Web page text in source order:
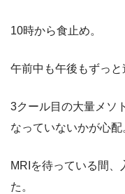
10時から食止め。
午前中も午後もずっと
3クール目の大量メソ
なっていないかが心配
MRIを待っている間、
た。